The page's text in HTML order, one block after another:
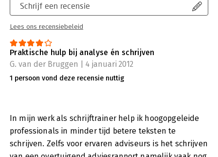
Schrijf een recensie
Lees ons recensiebeleid
Praktische hulp bij analyse én schrijven
G. van der Bruggen | 4 januari 2012
1 persoon vond deze recensie nuttig
In mijn werk als schrijftrainer help ik hoogopgeleide
professionals in minder tijd betere teksten te
schrijven. Zelfs voor ervaren adviseurs is het schrijven